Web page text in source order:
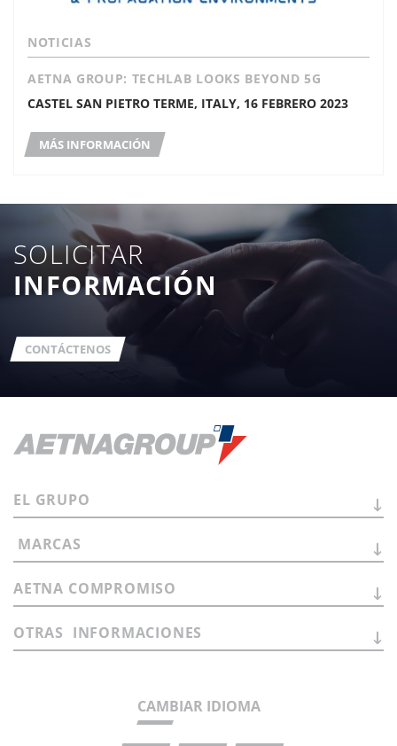
NOTICIAS
AETNA GROUP: TECHLAB LOOKS BEYOND 5G
CASTEL SAN PIETRO TERME, ITALY, 16 FEBRERO 2023
MÁS INFORMACIÓN
SOLICITAR
INFORMACIÓN
CONTÁCTENOS
CAMBIAR IDIOMA
EL GRUPO
MARCAS
AETNA COMPROMISO
OTRAS INFORMACIONES